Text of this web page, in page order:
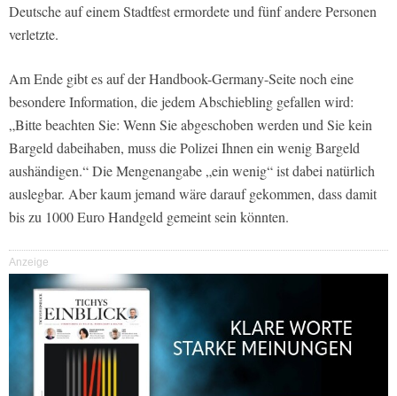
Deutsche auf einem Stadtfest ermordete und fünf andere Personen
verletzte.
Am Ende gibt es auf der Handbook-Germany-Seite noch eine
besondere Information, die jedem Abschiebling gefallen wird:
„Bitte beachten Sie: Wenn Sie abgeschoben werden und Sie kein
Bargeld dabeihaben, muss die Polizei Ihnen ein wenig Bargeld
aushändigen.“ Die Mengenangabe „ein wenig“ ist dabei natürlich
auslegbar. Aber kaum jemand wäre darauf gekommen, dass damit
bis zu 1000 Euro Handgeld gemeint sein könnten.
Anzeige